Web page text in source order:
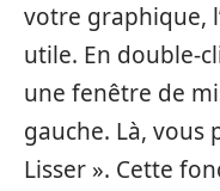
votre graphique,
utile. En double-
une fenêtre de
gauche. Là, vous
Lisser ». Cette